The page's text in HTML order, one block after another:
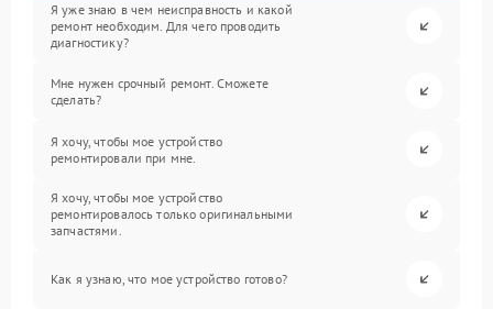
Я уже знаю в чем неисправность и какой
ремонт необходим. Для чего проводить
диагностику?
Мне нужен срочный ремонт. Сможете
сделать?
Я хочу, чтобы мое устройство
ремонтировали при мне.
Я хочу, чтобы мое устройство
ремонтировалось только оригинальными
запчастями.
Как я узнаю, что мое устройство готово?